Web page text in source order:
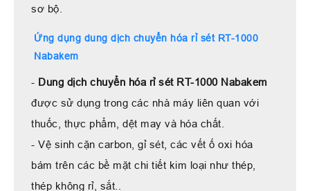
sơ bộ.
Ứng dụng dung dịch chuyển hóa rỉ sét RT-1000
Nabakem
- Dung dịch chuyển hóa rỉ sét RT-1000 Nabakem
được sử dụng trong các nhà máy liên quan với
thuốc, thực phẩm, dệt may và hóa chất.
- Vệ sinh cặn carbon, gỉ sét, các vết ố oxi hóa
bám trên các bề mặt chi tiết kim loại như thép,
thép không rỉ, sắt..